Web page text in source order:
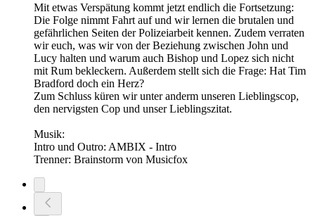
Mit etwas Verspätung kommt jetzt endlich die Fortsetzung:
Die Folge nimmt Fahrt auf und wir lernen die brutalen und
gefährlichen Seiten der Polizeiarbeit kennen. Zudem verraten
wir euch, was wir von der Beziehung zwischen John und
Lucy halten und warum auch Bishop und Lopez sich nicht
mit Rum bekleckern. Außerdem stellt sich die Frage: Hat Tim
Bradford doch ein Herz?
Zum Schluss küren wir unter anderm unseren Lieblingscop,
den nervigsten Cop und unser Lieblingszitat.
Musik:
Intro und Outro: AMBIX - Intro
Trenner: Brainstorm von ⁠Musicfox⁠